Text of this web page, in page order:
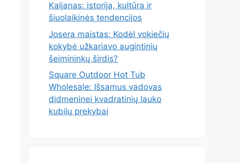
Kaljanas: istorija, kultūra ir
šiuolaikinės tendencijos
Josera maistas: Kodėl vokiečių
kokybė užkariavo augintinių
šeimininkų širdis?
Square Outdoor Hot Tub
Wholesale: Išsamus vadovas
didmeninei kvadratinių lauko
kubilų prekybai